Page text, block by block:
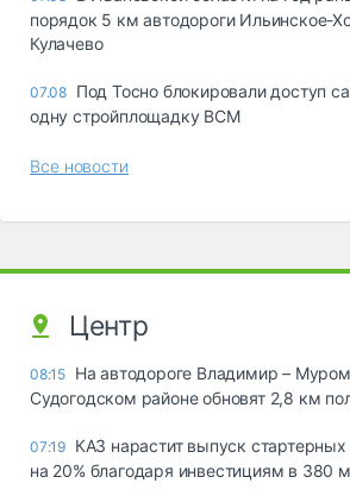
порядок 5 км автодороги Ильинское-
Кулачево
07.08 Под Тосно блокировали доступ
одну стройплощадку ВСМ
Все новости
Центр
08:15 На автодороге Владимир –
Судогодском районе обновят 2,8 км
07:19 КАЗ нарастит выпуск
на 20% благодаря инвестициям в 380